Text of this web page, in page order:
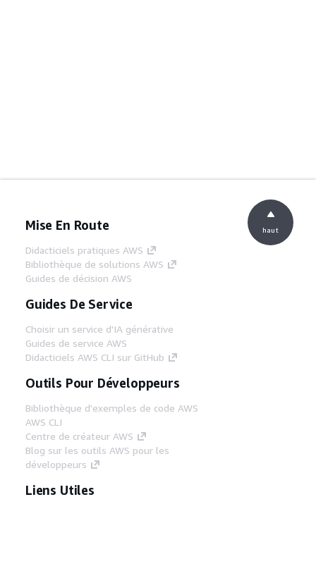
Mise En Route
Didacticiels pratiques AWS
Bibliothèque de solutions AWS
Guides de décision AWS
Guides De Service
Choisir un service d'IA générative
Guides de service AWS
Didacticiels AWS CLI sur GitHub
Outils Pour Développeurs
Bibliothèque d'exemples de code AWS
AWS CLI
Centre de créateur AWS
Blog sur les outils AWS pour les
développeurs
Liens Utiles
haut